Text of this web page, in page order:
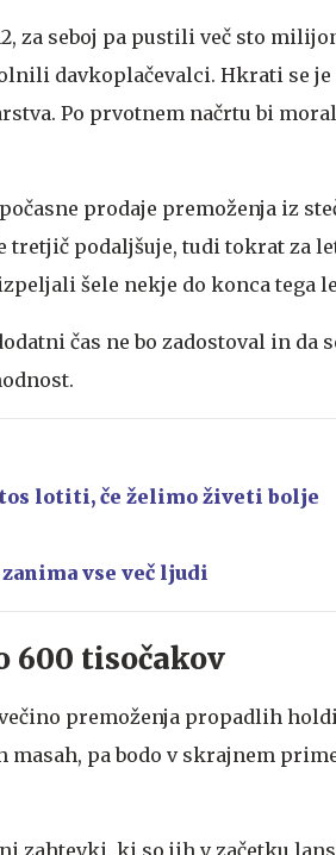
za seboj pa pustili več sto
davkoplačevalci. Hkrati se je
Po prvotnem načrtu bi
prodaje premoženja iz
tretjič podaljšuje, tudi tokrat za
šele nekje do konca tega
čas ne bo zadostoval in da
lotiti, če želimo živeti bolje
vse več ljudi
600 tisočakov
premoženja propadlih
masah, pa bodo v skrajnem
zahtevki, ki so jih v začetku